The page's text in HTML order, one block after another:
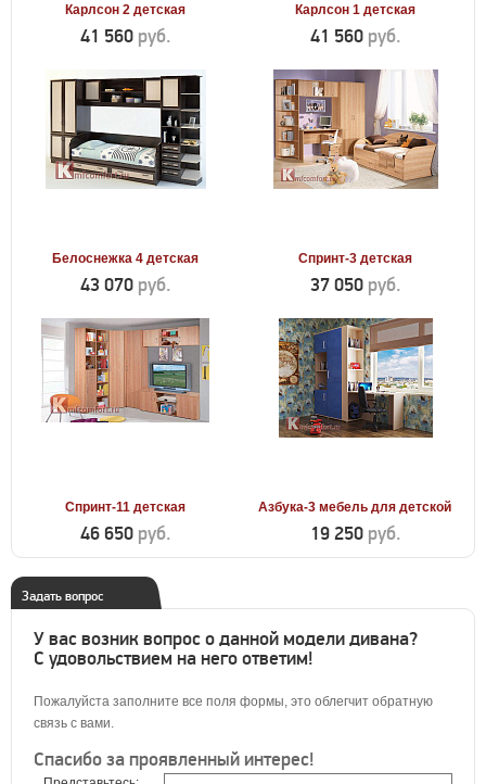
Карлсон 2 детская
41 560 руб.
Карлсон 1 детская
41 560 руб.
Белоснежка 4 детская
43 070 руб.
Спринт-3 детская
37 050 руб.
Спринт-11 детская
46 650 руб.
Азбука-3 мебель для детской
19 250 руб.
Задать вопрос
У вас возник вопрос о данной модели дивана?
С удовольствием на него ответим!
Пожалуйста заполните все поля формы, это облегчит обратную
связь с вами.
Спасибо за проявленный интерес!